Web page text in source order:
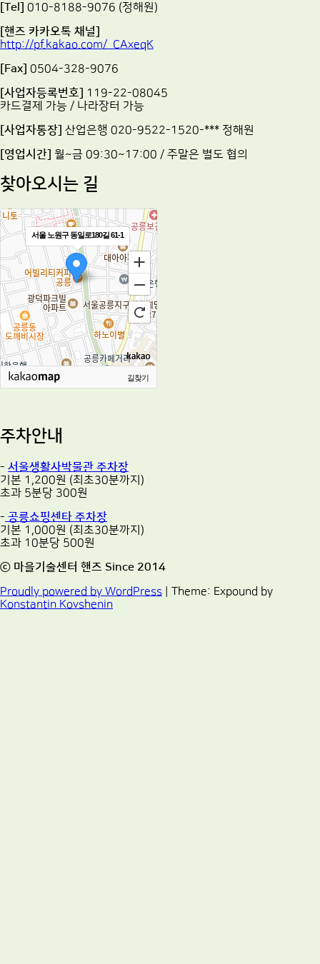
[Tel] 010-8188-9076 (정해원)
[핸즈 카카오톡 채널]
http://pf.kakao.com/_CAxeqK
[Fax] 0504-328-9076
[사업자등록번호] 119-22-08045
카드결제 가능 / 나라장터 가능
[사업자통장] 산업은행 020-9522-1520-*** 정해원
[영업시간] 월~금 09:30~17:00 / 주말은 별도 협의
찾아오시는 길
서울 노원구 동일로180길 61-1
길찾기
주차안내
- 서울생활사박물관 주차장
기본 1,200원 (최초30분까지)
초과 5분당 300원
- 공릉쇼핑센타 주차장
기본 1,000원 (최초30분까지)
초과 10분당 500원
ⓒ 마을기술센터 핸즈 Since 2014
Proudly powered by WordPress
Theme: Expound by
Konstantin Kovshenin